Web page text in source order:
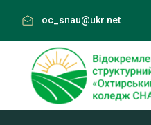
content
oc_snau@ukr.net